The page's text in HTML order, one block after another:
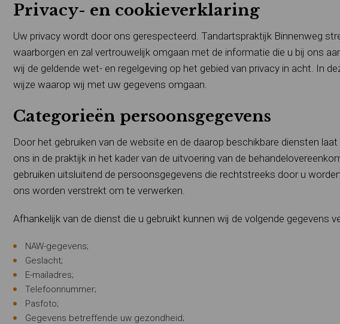
Privacy- en cookieverklaring
Uw privacy wordt door ons gerespecteerd. Tandartspraktijk Binnenweg
waarborgen en zal vertrouwelijk omgaan met de informatie die u bij ons
wij de geldende wet- en regelgeving op het gebied van privacy in acht. In
wijze waarop wij met uw gegevens omgaan.
Categorieën persoonsgegevens
Door het gebruiken van de website en de daarop beschikbare diensten
ons in de praktijk in het kader van de uitvoering van de
gebruiken uitsluitend de persoonsgegevens die rechtstreeks door u
ons worden verstrekt om te verwerken.
Afhankelijk van de dienst die u gebruikt kunnen wij de volgende gegevens
NAW-gegevens;
Geslacht;
E-mailadres;
Telefoonnummer;
Pasfoto;
Gegevens betreffende uw gezondheid;